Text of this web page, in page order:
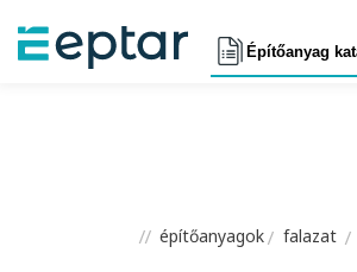
Építőanyag
építőanyagok falazat